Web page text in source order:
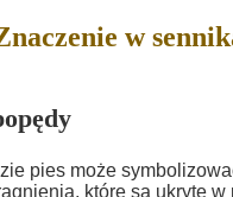
w
pies może
które są ukryte